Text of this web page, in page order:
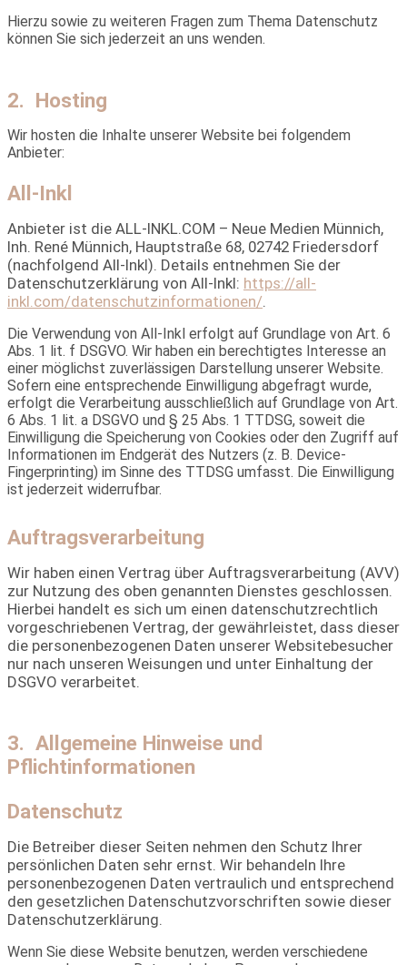
Hierzu sowie zu weiteren Fragen zum Thema Datenschutz
können Sie sich jederzeit an uns wenden.
2. Hosting
Wir hosten die Inhalte unserer Website bei folgendem
Anbieter:
All-Inkl
Anbieter ist die ALL-INKL.COM – Neue Medien Münnich,
Inh. René Münnich, Hauptstraße 68, 02742 Friedersdorf
(nachfolgend All-Inkl). Details entnehmen Sie der
Datenschutzerklärung von All-Inkl: https://all-
inkl.com/datenschutzinformationen/.
Die Verwendung von All-Inkl erfolgt auf Grundlage von Art. 6
Abs. 1 lit. f DSGVO. Wir haben ein berechtigtes Interesse an
einer möglichst zuverlässigen Darstellung unserer Website.
Sofern eine entsprechende Einwilligung abgefragt wurde,
erfolgt die Verarbeitung ausschließlich auf Grundlage von Art.
6 Abs. 1 lit. a DSGVO und § 25 Abs. 1 TTDSG, soweit die
Einwilligung die Speicherung von Cookies oder den Zugriff auf
Informationen im Endgerät des Nutzers (z. B. Device-
Fingerprinting) im Sinne des TTDSG umfasst. Die Einwilligung
ist jederzeit widerrufbar.
Auftragsverarbeitung
Wir haben einen Vertrag über Auftragsverarbeitung (AVV)
zur Nutzung des oben genannten Dienstes geschlossen.
Hierbei handelt es sich um einen datenschutzrechtlich
vorgeschriebenen Vertrag, der gewährleistet, dass dieser
die personenbezogenen Daten unserer Websitebesucher
nur nach unseren Weisungen und unter Einhaltung der
DSGVO verarbeitet.
3. Allgemeine Hinweise und
Pflichtinformationen
Datenschutz
Die Betreiber dieser Seiten nehmen den Schutz Ihrer
persönlichen Daten sehr ernst. Wir behandeln Ihre
personenbezogenen Daten vertraulich und entsprechend
den gesetzlichen Datenschutzvorschriften sowie dieser
Datenschutzerklärung.
Wenn Sie diese Website benutzen, werden verschiedene